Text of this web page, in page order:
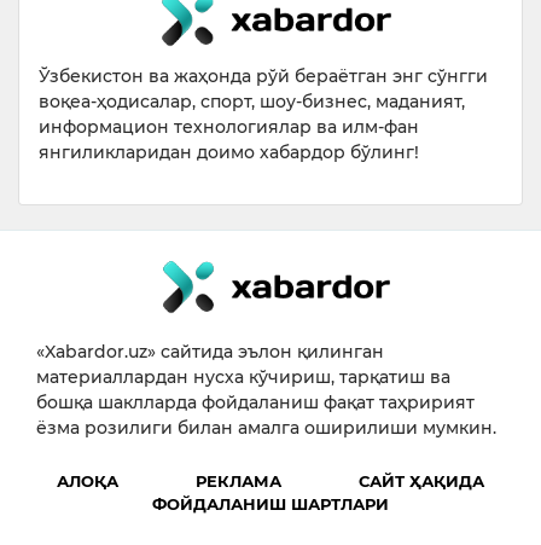
Ўзбекистон ва жаҳонда рўй бераётган энг сўнгги
воқеа-ҳодисалар, спорт, шоу-бизнес, маданият,
информацион технологиялар ва илм-фан
янгиликларидан доимо хабардор бўлинг!
«Xabardor.uz» сайтида эълон қилинган
материаллардан нусха кўчириш, тарқатиш ва
бошқа шаклларда фойдаланиш фақат таҳририят
ёзма розилиги билан амалга оширилиши мумкин.
АЛОҚА РЕКЛАМА
САЙТ ҲАҚИДА
ФОЙДАЛАНИШ ШАРТЛАРИ